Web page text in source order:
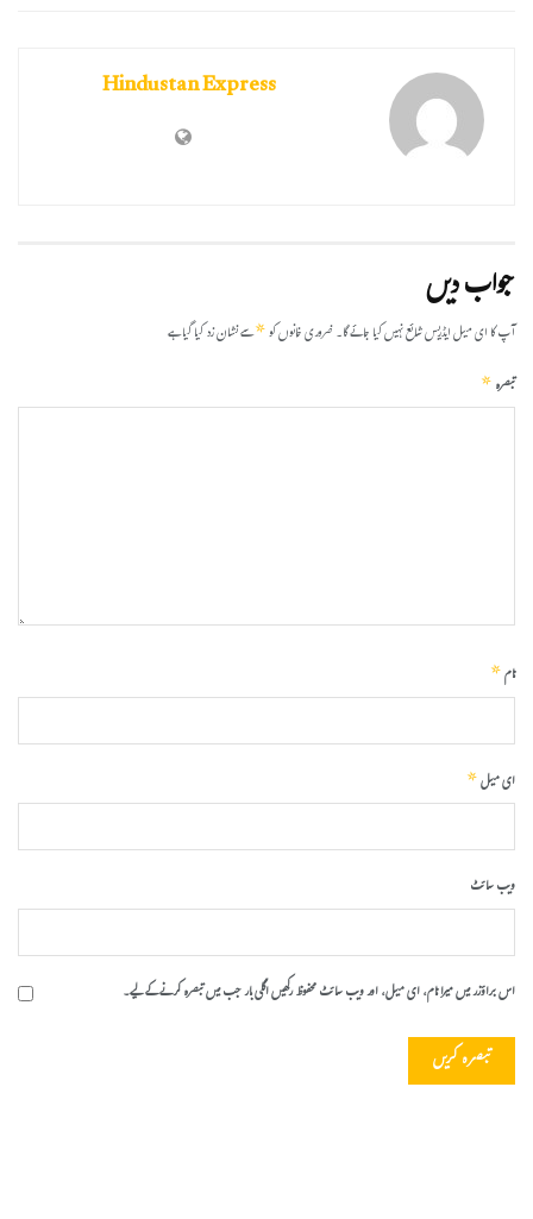
Hindustan Express
جواب دیں
آپ کا ای میل ایڈریس شائع نہیں کیا جائے گا۔ضروری خانوں کو*سے نشان زد کیا گیا ہے
تبصرہ*
نام*
ای میل*
ویب‌ سائٹ
اس براؤزر میں میرا نام، ای میل، اور ویب سائٹ محفوظ رکھیں اگلی بار جب میں تبصرہ کرنے کےلیے۔